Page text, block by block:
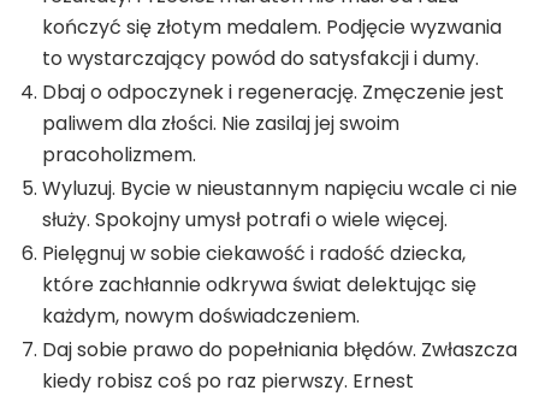
kończyć się złotym medalem. Podjęcie wyzwania
to wystarczający powód do satysfakcji i dumy.
Dbaj o odpoczynek i regenerację. Zmęczenie jest
paliwem dla złości. Nie zasilaj jej swoim
pracoholizmem.
Wyluzuj. Bycie w nieustannym napięciu wcale ci nie
służy. Spokojny umysł potrafi o wiele więcej.
Pielęgnuj w sobie ciekawość i radość dziecka,
które zachłannie odkrywa świat delektując się
każdym, nowym doświadczeniem.
Daj sobie prawo do popełniania błędów. Zwłaszcza
kiedy robisz coś po raz pierwszy. Ernest